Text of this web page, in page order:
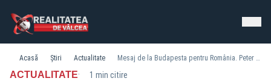
Acasă Știri Actualitate Mesaj de la Budapesta pentru România. Peter Magyar vrea o alianță regională mai puternică
ACTUALITATE· 1 min citire